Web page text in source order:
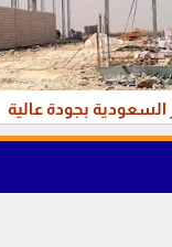
السعودية بجودة عالية